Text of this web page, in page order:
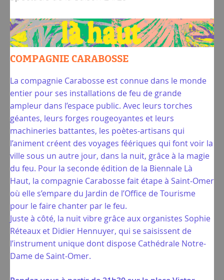
COMPAGNIE CARABOSSE
La compagnie Carabosse est connue dans le monde
entier pour ses installations de feu de grande
ampleur dans l’espace public. Avec leurs torches
géantes, leurs forges rougeoyantes et leurs
machineries battantes, les poètes-artisans qui
l’animent créent des voyages féériques qui font voir la
ville sous un autre jour, dans la nuit, grâce à la magie
du feu. Pour la seconde édition de la Biennale Là
Haut, la compagnie Carabosse fait étape à Saint‑Omer
où elle s’empare du Jardin de l’Office de Tourisme
pour le faire chanter par le feu.
Juste à côté, la nuit vibre grâce aux organistes Sophie
Réteaux et Didier Hennuyer, qui se saisissent de
l’instrument unique dont dispose Cathédrale Notre-
Dame de Saint-Omer.